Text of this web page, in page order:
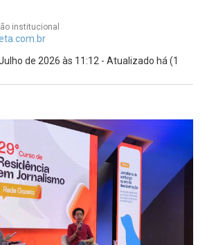
institucional
de 2026 às 11:12 - Atualizado há (1